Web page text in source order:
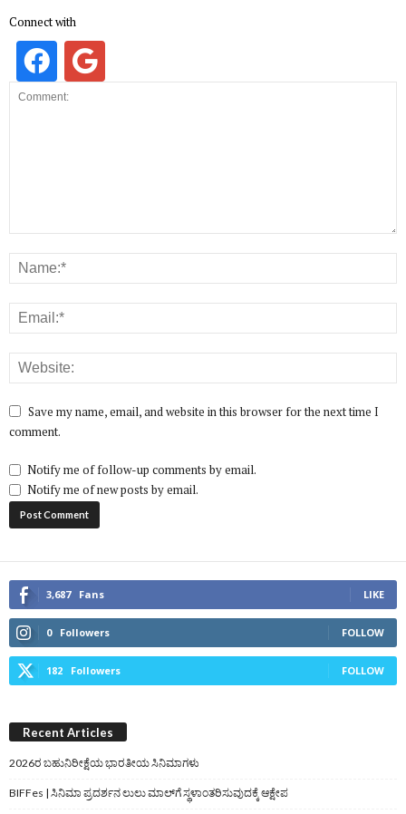
Connect with
Save my name, email, and website in this browser for the next time I
comment.
Notify me of follow-up comments by email.
Notify me of new posts by email.
3,687 Fans LIKE
0 Followers FOLLOW
182 Followers FOLLOW
Recent Articles
2026ರ ಬಹುನಿರೀಕ್ಷೆಯ ಭಾರತೀಯ ಸಿನಿಮಾಗಳು
BIFFes | ಸಿನಿಮಾ ಪ್ರದರ್ಶನ ಲುಲು ಮಾಲ್‌ಗೆ ಸ್ಥಳಾಂತರಿಸುವುದಕ್ಕೆ ಆಕ್ಷೇಪ